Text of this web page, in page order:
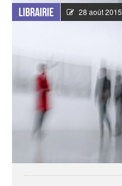
Librairie 28 août 2015